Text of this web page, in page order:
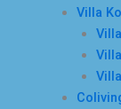
Villa